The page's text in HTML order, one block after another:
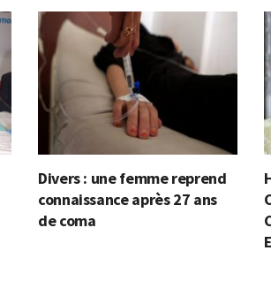
Divers : une femme reprend
connaissance après 27 ans
de coma